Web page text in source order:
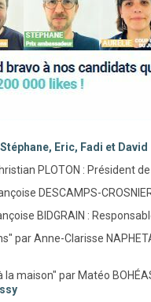
Stéphane, Eric, Fadi et David
PLOTON : Président
DESCAMPS-
BIDGRAIN :
par Anne-Clarisse
la maison" par Matéo